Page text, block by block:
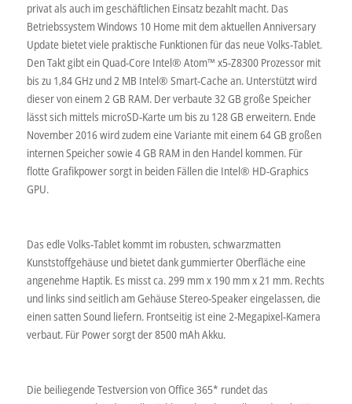
privat als auch im geschäftlichen Einsatz bezahlt macht. Das
Betriebssystem Windows 10 Home mit dem aktuellen Anniversary
Update bietet viele praktische Funktionen für das neue Volks-Tablet.
Den Takt gibt ein Quad-Core Intel® Atom™ x5-Z8300 Prozessor mit
bis zu 1,84 GHz und 2 MB Intel® Smart-Cache an. Unterstützt wird
dieser von einem 2 GB RAM. Der verbaute 32 GB große Speicher
lässt sich mittels microSD-Karte um bis zu 128 GB erweitern. Ende
November 2016 wird zudem eine Variante mit einem 64 GB großen
internen Speicher sowie 4 GB RAM in den Handel kommen. Für
flotte Grafikpower sorgt in beiden Fällen die Intel® HD-Graphics
GPU.
Das edle Volks-Tablet kommt im robusten, schwarzmatten
Kunststoffgehäuse und bietet dank gummierter Oberfläche eine
angenehme Haptik. Es misst ca. 299 mm x 190 mm x 21 mm. Rechts
und links sind seitlich am Gehäuse Stereo-Speaker eingelassen, die
einen satten Sound liefern. Frontseitig ist eine 2-Megapixel-Kamera
verbaut. Für Power sorgt der 8500 mAh Akku.
Die beiliegende Testversion von Office 365* rundet das